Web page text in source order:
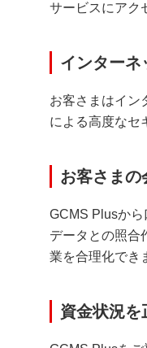
サービスにアク
インターネ
お客さまはイン
による高度なセ
お客さまの
GCMS Plusか
データとの照合
業を合理化でき
資金状況を